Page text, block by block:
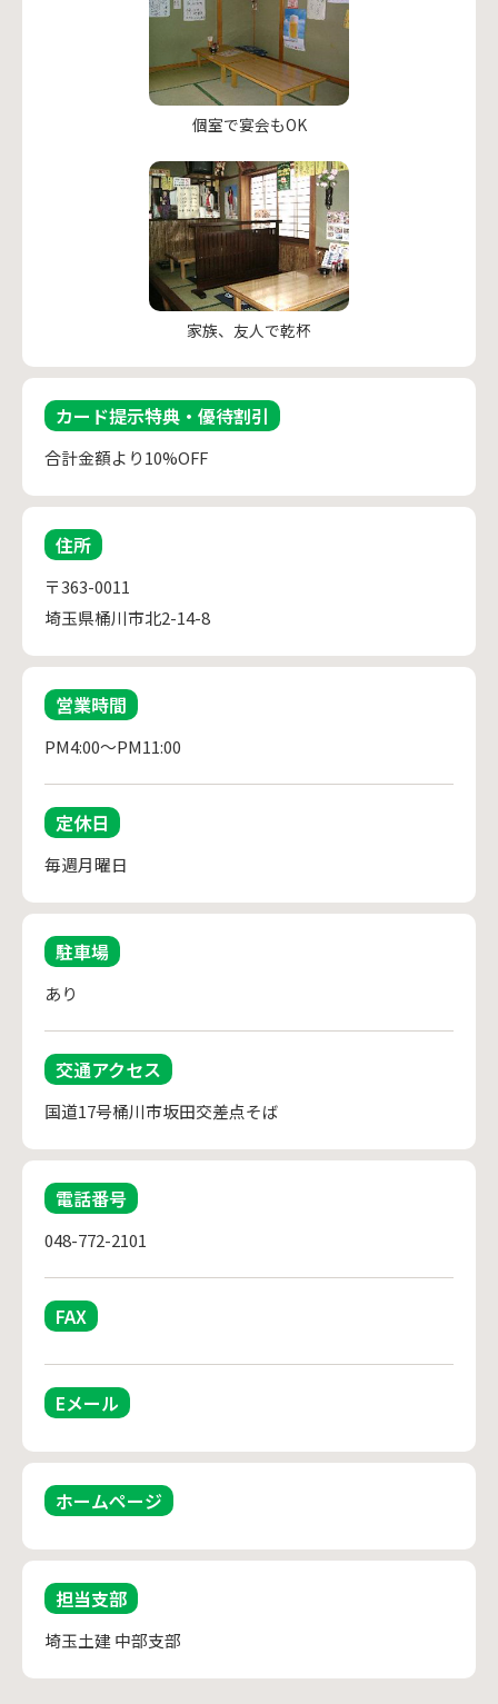
個室で宴会もOK
家族、友人で乾杯
カード提示特典・優待割引
合計金額より10%OFF
住所
〒363-0011
埼玉県桶川市北2-14-8
営業時間
PM4:00～PM11:00
定休日
毎週月曜日
駐車場
あり
交通アクセス
国道17号桶川市坂田交差点そば
電話番号
048-772-2101
FAX
Eメール
ホームページ
担当支部
埼玉土建 中部支部